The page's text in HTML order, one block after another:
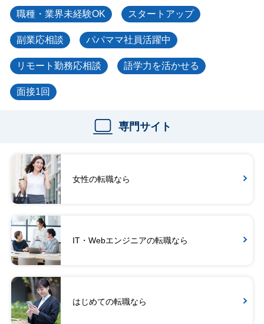
職種・業界未経験OK スタートアップ
副業応相談 パパママ社員活躍中
リモート勤務応相談 語学力を活かせる
面接1回
専門サイト
女性の転職なら
IT・Webエンジニアの転職なら
はじめての転職なら